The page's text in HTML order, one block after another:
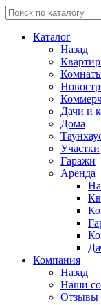
Каталог
Назад
Дачи и
Дома
Участки
Гаражи
Аренда
Компания
Назад
Наши
Отзывы